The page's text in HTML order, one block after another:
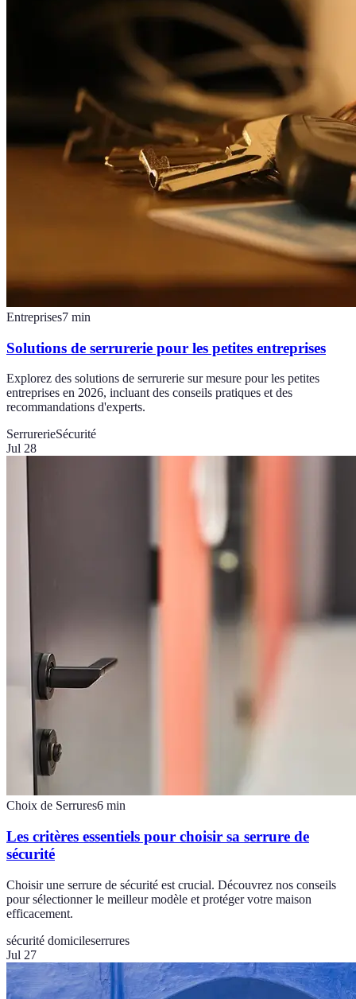
Entreprises7 min
Solutions de serrurerie pour les petites entreprises
Explorez des solutions de serrurerie sur mesure pour les petites
entreprises en 2026, incluant des conseils pratiques et des
recommandations d'experts.
SerrurerieSécurité
Jul 28
Choix de Serrures6 min
Les critères essentiels pour choisir sa serrure de
sécurité
Choisir une serrure de sécurité est crucial. Découvrez nos conseils
pour sélectionner le meilleur modèle et protéger votre maison
efficacement.
sécurité domicileserrures
Jul 27